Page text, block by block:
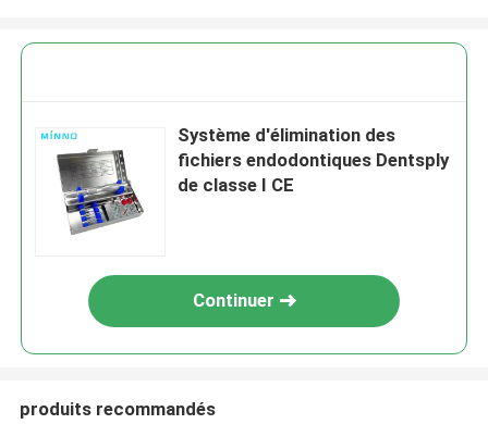
Système d'élimination des
fichiers endodontiques Dentsply
de classe I CE
Continuer
produits recommandés